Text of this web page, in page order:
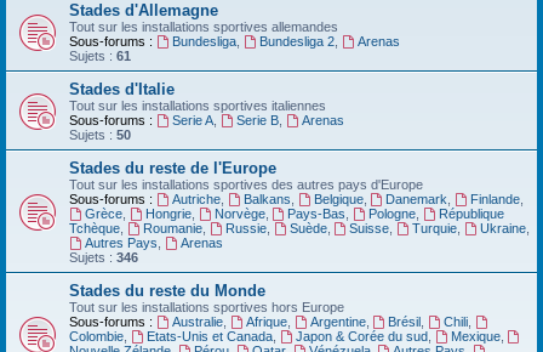
Stades d'Allemagne
Tout sur les installations sportives allemandes
Sous-forums :
Bundesliga, Bundesliga 2,
Arenas
Sujets : 61
Stades d'Italie
Tout sur les installations sportives italiennes
Sous-forums :
Serie A, Serie B,
Arenas
Sujets : 50
Stades du reste de l'Europe
Tout sur les installations sportives des autres pays d'Europe
Sous-forums :
Autriche, Balkans Belgique, Danemark Finlande
Grèce, Hongrie, Norvège, Pays-Bas Pologne
République
Tchèque
Roumanie, Russie, Suède, Suisse Turquie Ukraine
Autres Pays
Arenas
Sujets : 346
Stades du reste du Monde
Tout sur les installations sportives hors Europe
Sous-forums :
Australie, Afrique, Argentine, Brésil Chili
Colombie
Etats-Unis et Canada, Japon & Corée du sud, Mexique,